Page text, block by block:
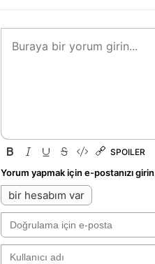
SPOILER
Yorum yapmak için e-postanızı
bir hesabım var